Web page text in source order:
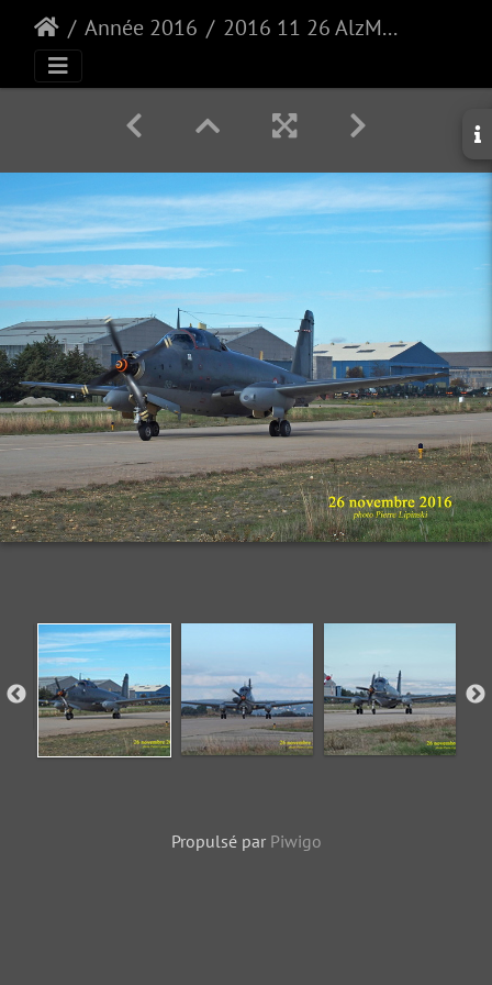
Année 2016 2016 11 26 AlzMar ALZ59 6549 Retour parking
Propulsé par Piwigo